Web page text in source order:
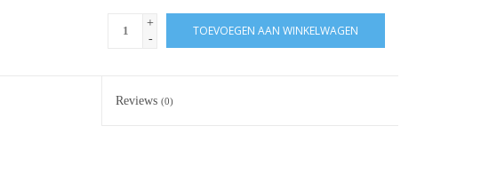
+
-
TOEVOEGEN AAN WINKELWAGEN
Reviews(0)